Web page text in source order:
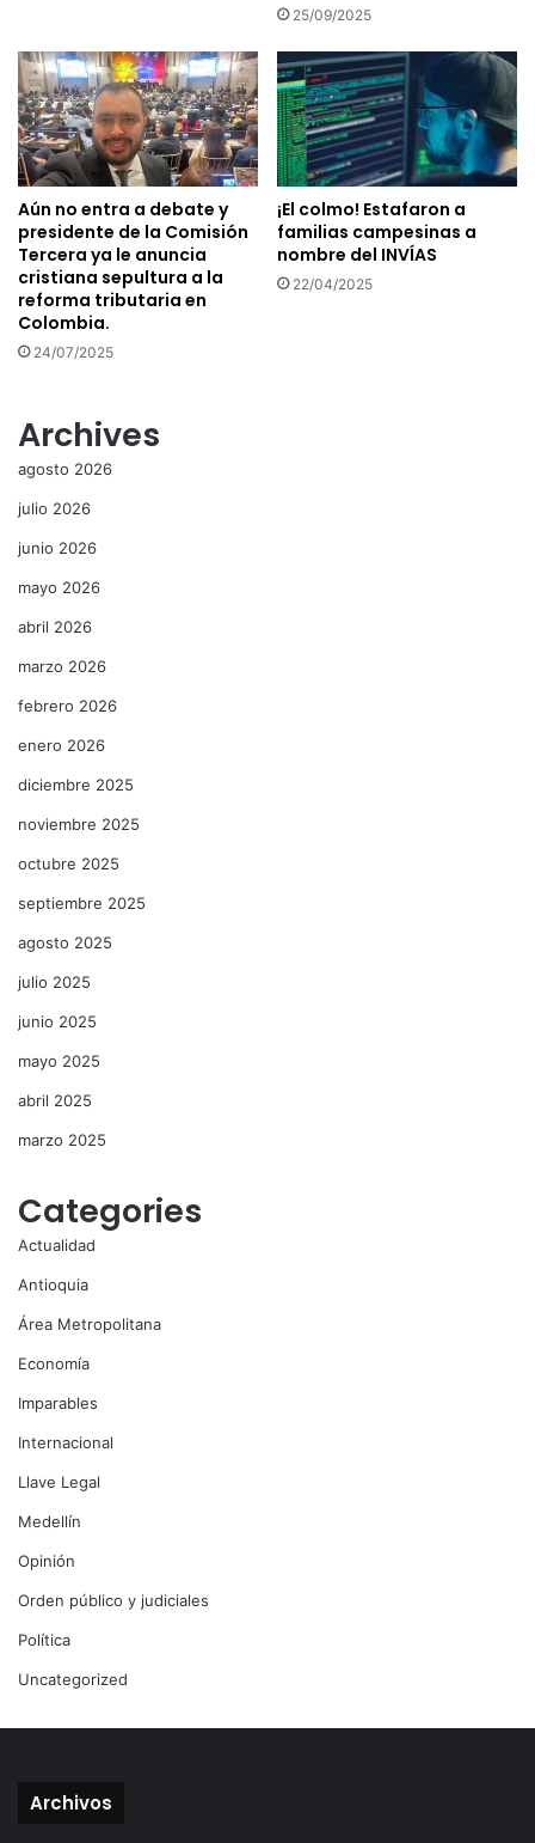
25/09/2025
Aún no entra a debate y
presidente de la Comisión
Tercera ya le anuncia
cristiana sepultura a la
reforma tributaria en
Colombia.
24/07/2025
¡El colmo! Estafaron a
familias campesinas a
nombre del INVÍAS
22/04/2025
Archives
agosto 2026
julio 2026
junio 2026
mayo 2026
abril 2026
marzo 2026
febrero 2026
enero 2026
diciembre 2025
noviembre 2025
octubre 2025
septiembre 2025
agosto 2025
julio 2025
junio 2025
mayo 2025
abril 2025
marzo 2025
Categories
Actualidad
Antioquia
Área Metropolitana
Economía
Imparables
Internacional
Llave Legal
Medellín
Opinión
Orden público y judiciales
Política
Uncategorized
Archivos